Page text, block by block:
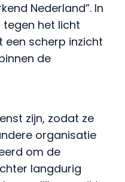
Nederland”. In
het licht
scherp inzicht
de
zijn, zodat ze
organisatie
om de
langdurig